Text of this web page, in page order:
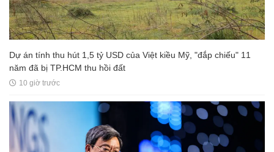
Dự án tính thu hút 1,5 tỷ USD của Việt kiều Mỹ, "đắp chiếu" 11
năm đã bị TP.HCM thu hồi đất
10 giờ trước